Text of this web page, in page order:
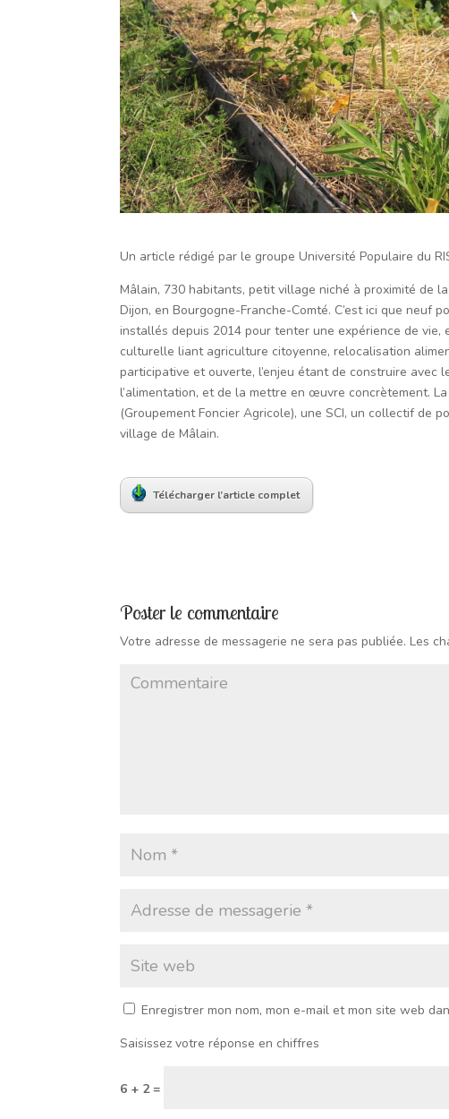
Un article rédigé par le groupe Université Populaire du
Mâlain, 730 habitants, petit village niché à proximité de
Dijon, en Bourgogne-Franche-Comté. C’est ici que
installés depuis 2014 pour tenter une expérience de
culturelle liant agriculture citoyenne, relocalisation
participative et ouverte, l’enjeu étant de construire avec
l’alimentation, et de la mettre en œuvre concrètement.
(Groupement Foncier Agricole), une SCI, un collectif de
village de Mâlain.
Télécharger l’article complet
Poster le commentaire
Votre adresse de messagerie ne sera pas publiée. Les
Enregistrer mon nom, mon e-mail et mon site web
Saisissez votre réponse en chiffres
6 + 2 =